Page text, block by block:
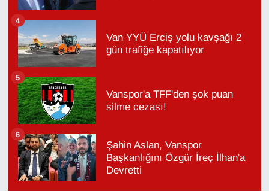
Van YYÜ Erciş yolu kavşağı 2
gün trafiğe kapatılıyor
4
Vanspor'a TFF'den şok puan
silme cezası!
5
Şahin Aslan, Vanspor
Başkanlığını Özgür İreç İlhan'a
Devretti
6